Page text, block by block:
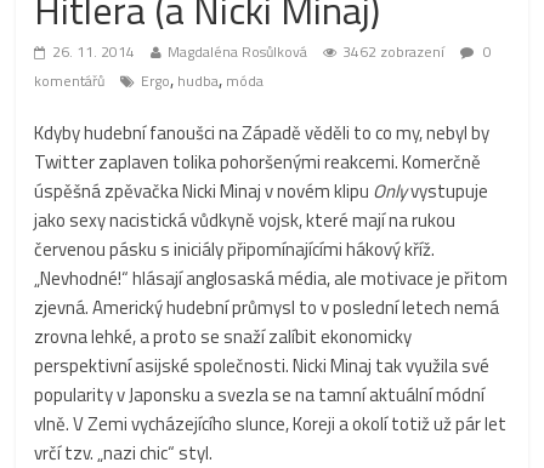
26. 11. 2014 Magdaléna Rosůlková 3462 zobrazení
0
komentářů
Ergo, hudba, móda
Kdyby hudební fanoušci na Západě věděli to co my, nebyl by
Twitter zaplaven tolika pohoršenými reakcemi. Komerčně
úspěšná zpěvačka Nicki Minaj v novém klipu Onlyvystupuje
jako sexy nacistická vůdkyně vojsk, které mají na rukou
červenou pásku s iniciály připomínajícími hákový kříž.
„Nevhodné!“ hlásají anglosaská média, ale motivace je přitom
zjevná. Americký hudební průmysl to v poslední letech nemá
zrovna lehké, a proto se snaží zalíbit ekonomicky
perspektivní asijské společnosti. Nicki Minaj tak využila své
popularity v Japonsku a svezla se na tamní aktuální módní
vlně. V Zemi vycházejícího slunce, Koreji a okolí totiž už pár let
vrčí tzv. „nazi chic“ styl.